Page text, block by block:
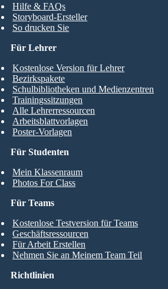
Hilfe & FAQs
Storyboard-Ersteller
So drucken Sie
Für Studenten
Mein Klassenraum
Photos For Class
Für Lehrer
Kostenlose Version für Lehrer
Bezirkspakete
Schulbibliotheken und Medienzentren
Trainingssitzungen
Alle Lehrerressourcen
Arbeitsblattvorlagen
Poster-Vorlagen
Für Teams
Kostenlose Testversion für Teams
Geschäftsressourcen
Für Arbeit Erstellen
Nehmen Sie an Meinem Team Teil
Richtlinien